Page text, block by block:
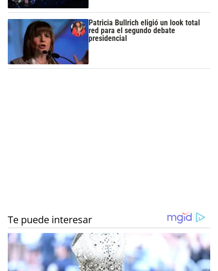
Patricia Bullrich eligió un look total
red para el segundo debate
presidencial